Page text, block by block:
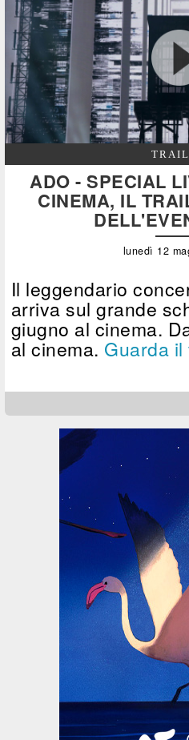
ADO - SPECIAL
CINEMA, IL
lunedì 12
Il leggendario
arriva sul grande
giugno al cinema.
al cinema. Guarda il